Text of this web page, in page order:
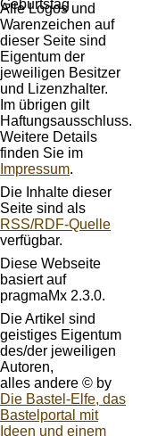
Alle Logos und
Warenzeichen auf
dieser Seite sind
Eigentum der
jeweiligen Besitzer
und Lizenzhalter.
Im übrigen gilt
Haftungsausschluss.
Weitere Details
finden Sie im
Impressum.
Die Inhalte dieser
Seite sind als
RSS/RDF-Quelle
verfügbar.
Diese Webseite
basiert auf
pragmaMx 2.3.0.
Die Artikel sind
geistiges Eigentum
des/der jeweiligen
Autoren,
alles andere © by
Die Bastel-Elfe, das
Bastelportal mit
Ideen und einem